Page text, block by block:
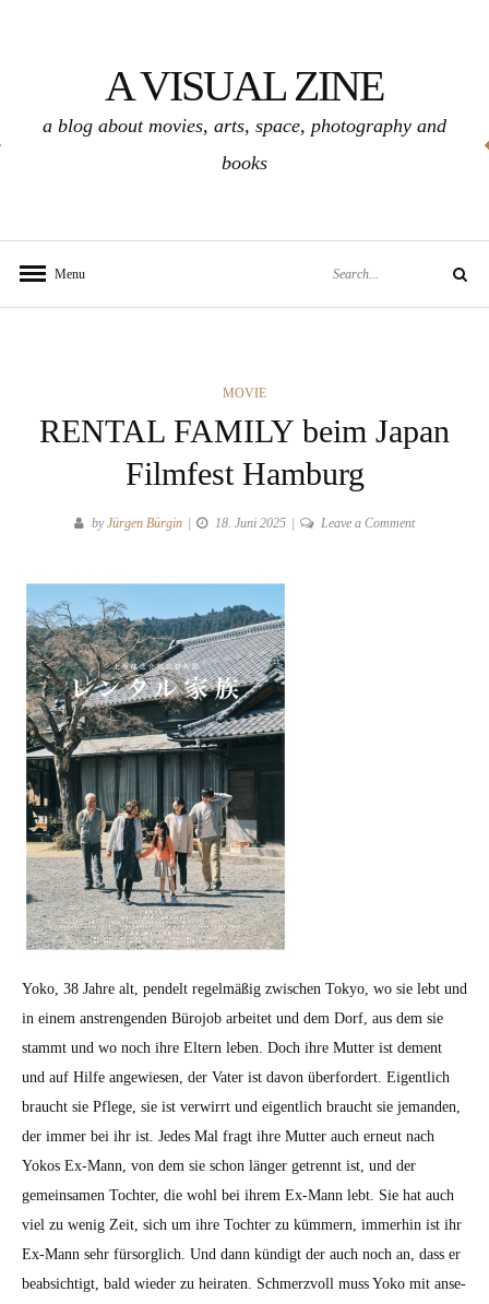
A VISUAL ZINE
a blog about movies, arts, space, photography and
books
Menu Search
CATEGORIES
MOVIE
RENTAL FAMILY beim Japan
Filmfest Hamburg
byJürgen Bürgin 18. Juni 2025 Leave a Commenton
Yoko, 38 Jahre alt, pen­delt regelmäßig zwis­chen Tokyo, wo sie lebt und
in einem anstren­gen­den Büro­job arbeit­et und dem Dorf, aus dem sie
stammt und wo noch ihre Eltern leben. Doch ihre Mut­ter ist dement
und auf Hil­fe angewiesen, der Vater ist davon über­fordert. Eigentlich
braucht sie Pflege, sie ist ver­wirrt und eigentlich braucht sie jeman­den,
der immer bei ihr ist. Jedes Mal fragt ihre Mut­ter auch erneut nach
Yokos Ex-Mann, von dem sie schon länger getren­nt ist, und der
gemein­samen Tochter, die wohl bei ihrem Ex-Mann lebt. Sie hat auch
viel zu wenig Zeit, sich um ihre Tochter zu küm­mern, immer­hin ist ihr
Ex-Mann sehr für­sor­glich. Und dann kündigt der auch noch an, dass er
beab­sichtigt, bald wieder zu heirat­en. Schmerzvoll muss Yoko mit anse­